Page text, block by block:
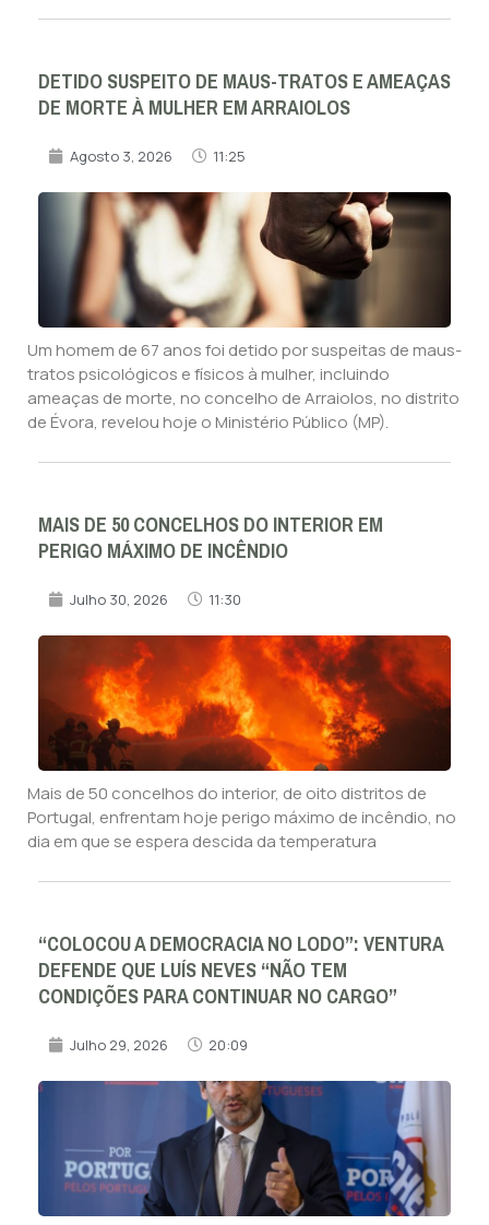
DETIDO SUSPEITO DE MAUS-TRATOS E AMEAÇAS
DE MORTE À MULHER EM ARRAIOLOS
Agosto 3, 2026 11:25
Um homem de 67 anos foi detido por suspeitas de maus-
tratos psicológicos e físicos à mulher, incluindo
ameaças de morte, no concelho de Arraiolos, no distrito
de Évora, revelou hoje o Ministério Público (MP).
MAIS DE 50 CONCELHOS DO INTERIOR EM
PERIGO MÁXIMO DE INCÊNDIO
Julho 30, 2026 11:30
Mais de 50 concelhos do interior, de oito distritos de
Portugal, enfrentam hoje perigo máximo de incêndio, no
dia em que se espera descida da temperatura
“COLOCOU A DEMOCRACIA NO LODO”: VENTURA
DEFENDE QUE LUÍS NEVES “NÃO TEM
CONDIÇÕES PARA CONTINUAR NO CARGO”
Julho 29, 2026 20:09